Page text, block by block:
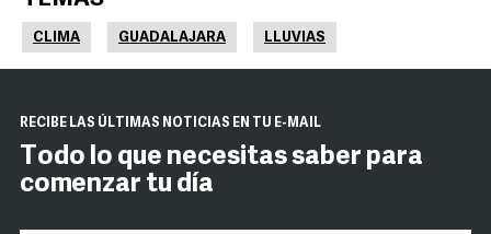
CLIMA GUADALAJARA LLUVIAS
RECIBE LAS ÚLTIMAS NOTICIAS EN TU E-MAIL
Todo lo que necesitas saber para
comenzar tu día